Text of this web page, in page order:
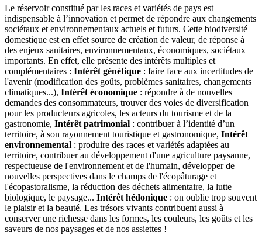
Le réservoir constitué par les races et variétés de pays est
indispensable à l’innovation et permet de répondre aux changements
sociétaux et environnementaux actuels et futurs. Cette biodiversité
domestique est en effet source de création de valeur, de réponse à
des enjeux sanitaires, environnementaux, économiques, sociétaux
importants. En effet, elle présente des intérêts multiples et
complémentaires :​ Intérêt génétique : faire face aux incertitudes de
l'avenir (modification des goûts, problèmes sanitaires, changements
climatiques...), Intérêt économique : répondre à de nouvelles
demandes des consommateurs, trouver des voies de diversification
pour les producteurs agricoles, les acteurs du tourisme et de la
gastronomie, Intérêt patrimonial : contribuer à l’identité d’un
territoire, à son rayonnement touristique et gastronomique, Intérêt
environnemental : produire des races et variétés adaptées au
territoire, contribuer au développement d'une agriculture paysanne,
respectueuse de l'environnement et de l'humain, développer de
nouvelles perspectives dans le champs de l'écopâturage et
l'écopastoralisme, la réduction des déchets alimentaire, la lutte
biologique, le paysage... Intérêt hédonique : on oublie trop souvent
le plaisir et la beauté. Les trésors vivants contribuent aussi à
conserver une richesse dans les formes, les couleurs, les goûts et les
saveurs de nos paysages et de nos assiettes !